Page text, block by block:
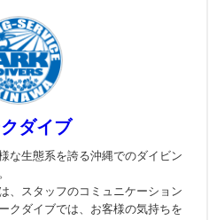
ダイブ
な生態系を誇る沖縄でのダイビン
、スタッフのコミュニケーション
クダイブでは、お客様の気持ちを